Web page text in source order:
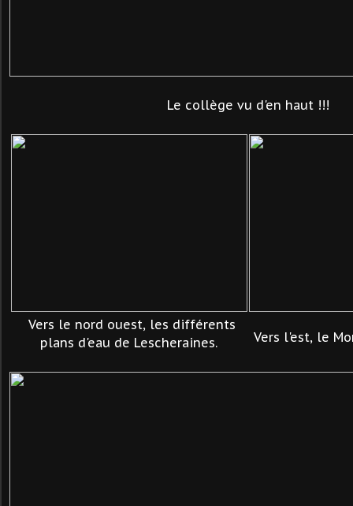
Le collège vu d'en haut !!!
Vers le nord ouest, les différents
plans d'eau de Lescheraines.
Vers l'est, le